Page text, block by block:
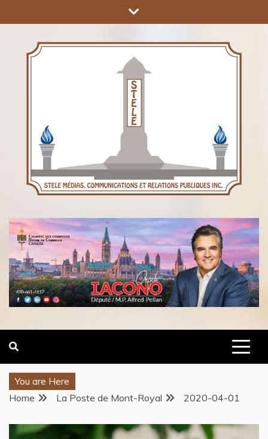
You are Here
Home
La Poste de Mont-Royal 2020-04-01